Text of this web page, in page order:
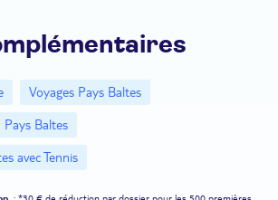
Voyages Pays Baltes
Baltes
avec Tennis